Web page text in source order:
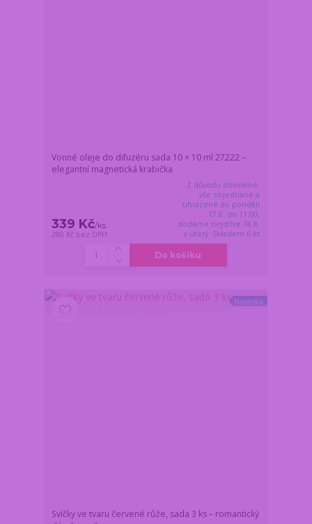
Vonné oleje do difuzéru sada 10 × 10 ml 27222 –
elegantní magnetická krabička
339 Kč/ks
280 Kč bez DPH
Z důvodu dovolené,
vše objednané a
uhrazené do pondělí
17.8. do 11:00,
dodáme nejdříve 18.8.
v úterý. Skladem 6 ks
Do košíku
Novinka
Svíčky ve tvaru červené růže, sada 3 ks – romantický